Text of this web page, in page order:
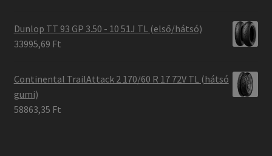
Dunlop TT 93 GP 3.50 - 10 51J TL (első/hátsó)
33995,69 Ft
Continental TrailAttack 2 170/60 R 17 72V TL (hátsó
gumi)
58863,35 Ft